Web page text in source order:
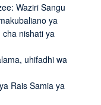
Waziri Sangu
ya
nishati ya
uhifadhi wa
Rais Samia ya